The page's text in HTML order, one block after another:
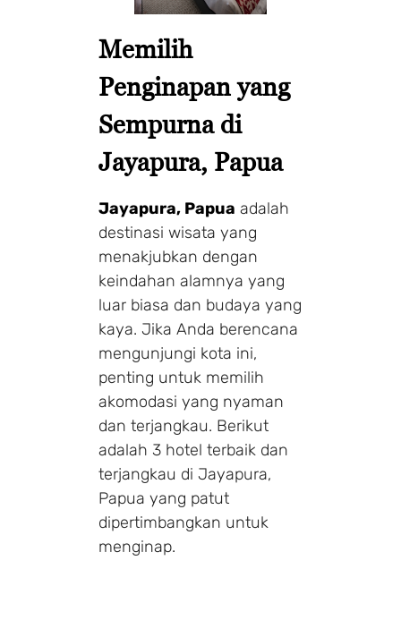
Memilih
Penginapan yang
Sempurna di
Jayapura, Papua
Jayapura, Papua adalah
destinasi wisata yang
menakjubkan dengan
keindahan alamnya yang
luar biasa dan budaya yang
kaya. Jika Anda berencana
mengunjungi kota ini,
penting untuk memilih
akomodasi yang nyaman
dan terjangkau. Berikut
adalah 3 hotel terbaik dan
terjangkau di Jayapura,
Papua yang patut
dipertimbangkan untuk
menginap.